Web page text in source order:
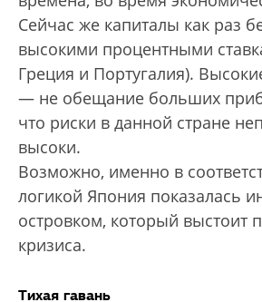
Сейчас же капиталы как раз
высокими процентными
Греция и Португалия).
— не обещание больших
что риски в данной стране
высоки.
Возможно, именно в
логикой Япония показалась
островком, который выстоит
кризиса.
Тихая гавань